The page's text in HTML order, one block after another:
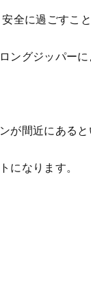
全に過ごすこと
ングジッパー
間近にあると
なります。